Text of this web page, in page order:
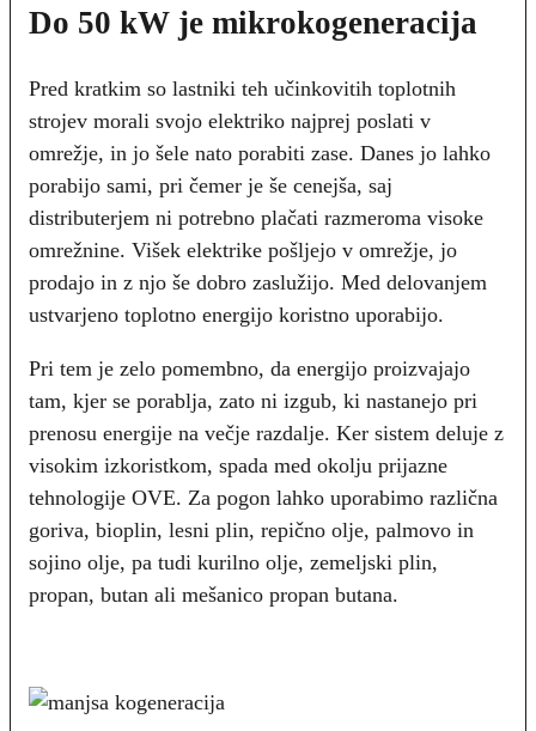
Do 50 kW je mikrokogeneracija
Pred kratkim so lastniki teh učinkovitih toplotnih
strojev morali svojo elektriko najprej poslati v
omrežje, in jo šele nato porabiti zase. Danes jo lahko
porabijo sami, pri čemer je še cenejša, saj
distributerjem ni potrebno plačati razmeroma visoke
omrežnine. Višek elektrike pošljejo v omrežje, jo
prodajo in z njo še dobro zaslužijo. Med delovanjem
ustvarjeno toplotno energijo koristno uporabijo.
Pri tem je zelo pomembno, da energijo proizvajajo
tam, kjer se porablja, zato ni izgub, ki nastanejo pri
prenosu energije na večje razdalje. Ker sistem deluje z
visokim izkoristkom, spada med okolju prijazne
tehnologije OVE. Za pogon lahko uporabimo različna
goriva, bioplin, lesni plin, repično olje, palmovo in
sojino olje, pa tudi kurilno olje, zemeljski plin,
propan, butan ali mešanico propan butana.